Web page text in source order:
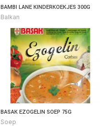
BAMBI LANE KINDERKOEKJES 300G
Balkan
BASAK EZOGELIN SOEP 75G
Soep